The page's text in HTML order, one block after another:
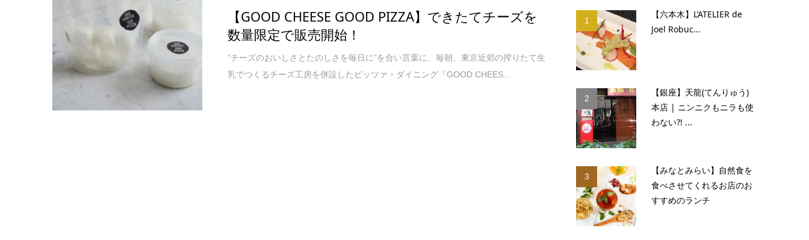
【GOOD CHEESE GOOD PIZZA】できたてチーズを
数量限定で販売開始！
“チーズのおいしさとたのしさを毎日に”を合い言葉に、毎朝、東京近郊の搾りたて生
乳でつくるチーズ工房を併設したピッツァ・ダイニング『GOOD CHEES...
1
【六本木】L’ATELIER de
Joel Robuc...
2
【銀座】天龍(てんりゅう)
本店 | ニンニクもニラも使
わない?! ...
3
【みなとみらい】自然食を
食べさせてくれるお店のお
すすめのランチ